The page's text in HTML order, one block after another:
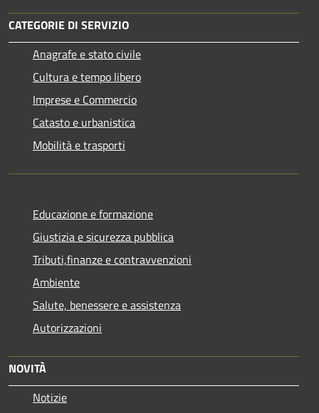
CATEGORIE DI SERVIZIO
Anagrafe e stato civile
Cultura e tempo libero
Imprese e Commercio
Catasto e urbanistica
Mobilità e trasporti
Educazione e formazione
Giustizia e sicurezza pubblica
Tributi,finanze e contravvenzioni
Ambiente
Salute, benessere e assistenza
Autorizzazioni
NOVITÀ
Notizie